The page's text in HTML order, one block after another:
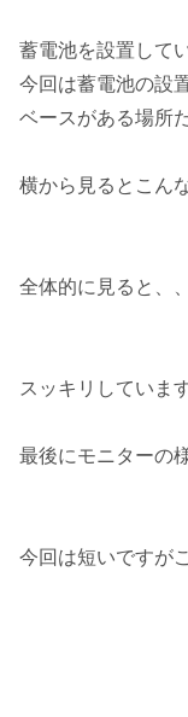
蓄電池を設置して
今回は蓄電池の設
ベースがある場所
横から見るとこん
全体的に見ると、、
スッキリしていま
最後にモニターの
今回は短いですが